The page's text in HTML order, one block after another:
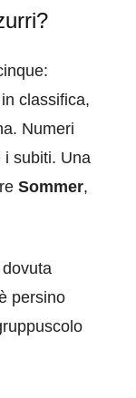
classifica,
Numeri
i subiti. Una
Sommer,
persino